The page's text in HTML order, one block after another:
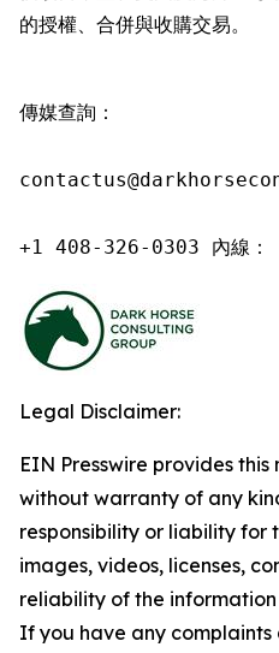
的授權、合併與收購交易。
傳媒查詢：
+1 408-326-0303 內線：
Legal Disclaimer:
EIN Presswire provides this
without warranty of any
responsibility or liability for
images, videos, licenses,
reliability of the
If you have any complaints